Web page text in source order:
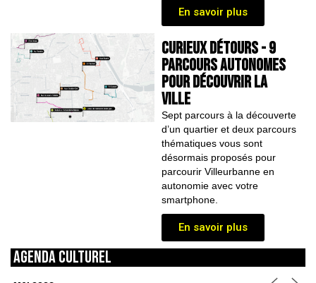
En savoir plus
CURIEUX DÉTOURS - 9
parcours autonomes
pour découvrir la
ville
Sept parcours à la découverte
d’un quartier et deux parcours
thématiques vous sont
désormais proposés pour
parcourir Villeurbanne en
autonomie avec votre
smartphone.
En savoir plus
Agenda culturel